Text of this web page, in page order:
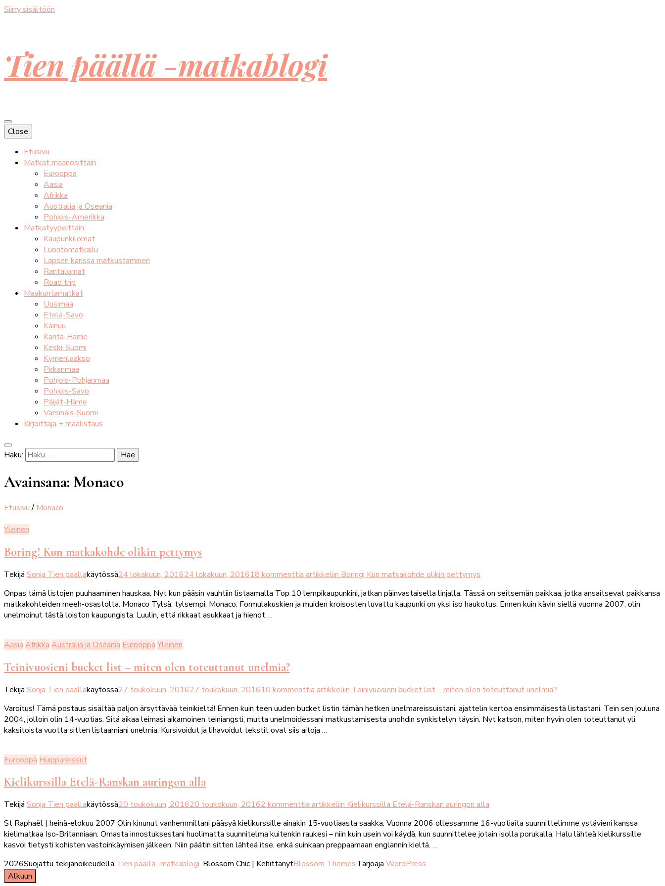
Siirry sisältöön
Tien päällä -matkablogi
Close
Etusivu
Matkat maanosittain
Eurooppa
Aasia
Afrikka
Australia ja Oseania
Pohjois-Amerikka
Matkatyypeittäin
Kaupunkilomat
Luontomatkailu
Lapsen kanssa matkustaminen
Rantalomat
Road trip
Maakuntamatkat
Uusimaa
Etelä-Savo
Kainuu
Kanta-Häme
Keski-Suomi
Kymenlaakso
Pirkanmaa
Pohjois-Pohjanmaa
Pohjois-Savo
Päijät-Häme
Varsinais-Suomi
Kirjoittaja + maalistaus
Haku:
Avainsana: Monaco
Etusivu / Monaco
Yleinen
Boring! Kun matkakohde olikin pettymys
Tekijä Sonja Tien paallakäytössä24 lokakuun, 201624 lokakuun, 201618 kommenttia artikkeliin Boring! Kun matkakohde olikin pettymys
Onpas tämä listojen puuhaaminen hauskaa. Nyt kun pääsin vauhtiin listaamalla Top 10 lempikaupunkini, jatkan päinvastaisella linjalla. Tässä on seitsemän paikkaa, jotka ansaitsevat paikkansa
matkakohteiden meeh-osastolta. Monaco Tylsä, tylsempi, Monaco. Formulakuskien ja muiden kroisosten luvattu kaupunki on yksi iso haukotus. Ennen kuin kävin siellä vuonna 2007, olin
unelmoinut tästä loiston kaupungista. Luulin, että rikkaat asukkaat ja hienot …
Aasia Afrikka Australia ja Oseania Eurooppa Yleinen
Teinivuosieni bucket list – miten olen toteuttanut unelmia?
Tekijä Sonja Tien paallakäytössä27 toukokuun, 201627 toukokuun, 201610 kommenttia artikkeliin Teinivuosieni bucket list – miten olen toteuttanut unelmia?
Varoitus! Tämä postaus sisältää paljon ärsyttävää teinikieltä! Ennen kuin teen uuden bucket listin tämän hetken unelmareissuistani, ajattelin kertoa ensimmäisestä listastani. Tein sen jouluna
2004, jolloin olin 14-vuotias. Sitä aikaa leimasi aikamoinen teiniangsti, mutta unelmoidessani matkustamisesta unohdin synkistelyn täysin. Nyt katson, miten hyvin olen toteuttanut yli
kaksitoista vuotta sitten listaamiani unelmia. Kursivoidut ja lihavoidut tekstit ovat siis aitoja …
Eurooppa Huippureissut
Kielikurssilla Etelä-Ranskan auringon alla
Tekijä Sonja Tien paallakäytössä20 toukokuun, 201620 toukokuun, 20162 kommenttia artikkeliin Kielikurssilla Etelä-Ranskan auringon alla
St Raphaël | heinä-elokuu 2007 Olin kinunut vanhemmiltani pääsyä kielikurssille ainakin 15-vuotiaasta saakka. Vuonna 2006 ollessamme 16-vuotiaita suunnittelimme ystävieni kanssa
kielimatkaa Iso-Britanniaan. Omasta innostuksestani huolimatta suunnitelma kuitenkin raukesi – niin kuin usein voi käydä, kun suunnittelee jotain isolla porukalla. Halu lähteä kielikurssille
kasvoi tietysti kohisten vastoinkäymisen jälkeen. Niin päätin sitten lähteä itse, enkä suinkaan preppaamaan englannin kieltä. …
2026Suojattu tekijänoikeudella Tien päällä -matkablogi. Blossom Chic | KehittänytBlossom Themes.Tarjoaja WordPress.
Alkuun